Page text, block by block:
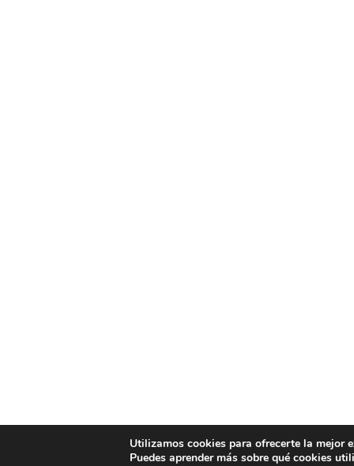
Utilizamos cookies para ofrecerte la mejor
Puedes aprender más sobre qué cookies